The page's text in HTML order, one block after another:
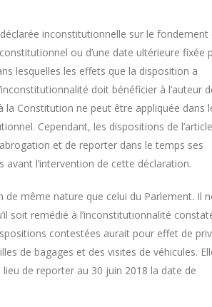
inconstitutionnelle sur le fondement
ou d’une date ultérieure fixée
lesquelles les effets que la disposition a
doit bénéficier à l’auteur
Constitution ne peut être appliquée dans
Cependant, les dispositions de l’article
et de reporter dans le temps ses
l’intervention de cette déclaration.
de même nature que celui du Parlement. Il
soit remédié à l’inconstitutionnalité
contestées aurait pour effet de
de bagages et des visites de véhicules.
de reporter au 30 juin 2018 la date de